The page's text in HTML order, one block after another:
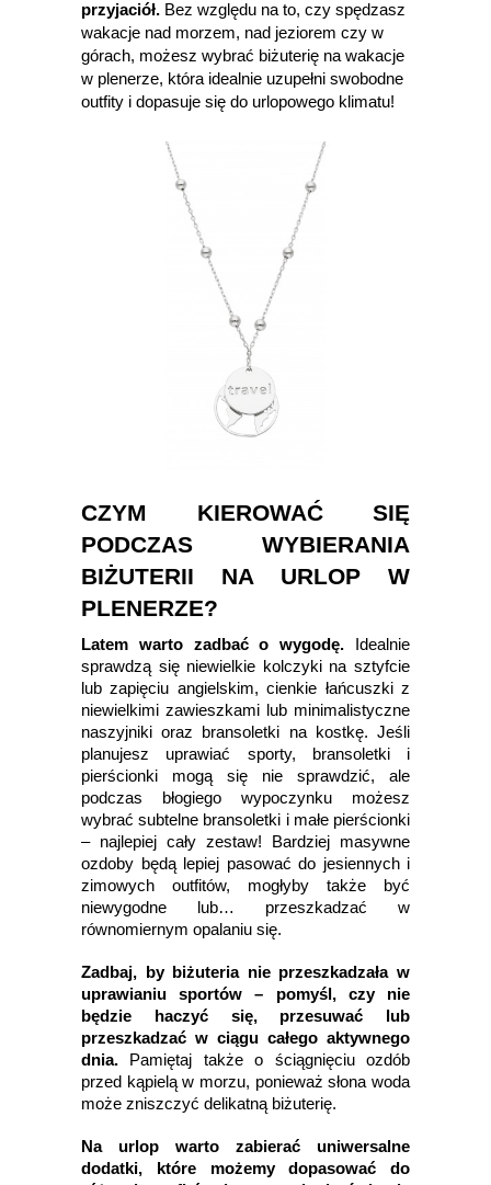
przyjaciół. Bez względu na to, czy spędzasz
wakacje nad morzem, nad jeziorem czy w
górach, możesz wybrać biżuterię na wakacje
w plenerze, która idealnie uzupełni swobodne
outfity i dopasuje się do urlopowego klimatu!
CZYM KIEROWAĆ SIĘ
PODCZAS WYBIERANIA
BIŻUTERII NA URLOP W
PLENERZE?
Latem warto zadbać o wygodę. Idealnie
sprawdzą się niewielkie kolczyki na sztyfcie
lub zapięciu angielskim, cienkie łańcuszki z
niewielkimi zawieszkami lub minimalistyczne
naszyjniki oraz bransoletki na kostkę. Jeśli
planujesz uprawiać sporty, bransoletki i
pierścionki mogą się nie sprawdzić, ale
podczas błogiego wypoczynku możesz
wybrać subtelne bransoletki i małe pierścionki
– najlepiej cały zestaw! Bardziej masywne
ozdoby będą lepiej pasować do jesiennych i
zimowych outfitów, mogłyby także być
niewygodne lub… przeszkadzać w
równomiernym opalaniu się.
Zadbaj, by biżuteria nie przeszkadzała w
uprawianiu sportów – pomyśl, czy nie
będzie haczyć się, przesuwać lub
przeszkadzać w ciągu całego aktywnego
dnia. Pamiętaj także o ściągnięciu ozdób
przed kąpielą w morzu, ponieważ słona woda
może zniszczyć delikatną biżuterię.
Na urlop warto zabierać uniwersalne
dodatki, które możemy dopasować do